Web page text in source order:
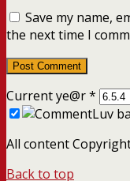
Save my name,
the next time I
Current ye@r*
All content
Back to top